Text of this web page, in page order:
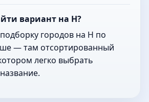
вариант на Н?
городов на Н по
— там отсортированный
легко выбрать